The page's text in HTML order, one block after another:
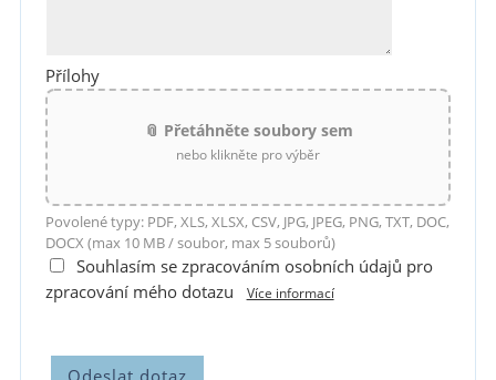
Přílohy
📎 Přetáhněte soubory sem
nebo klikněte pro výběr
Povolené typy: PDF, XLS, XLSX, CSV, JPG, JPEG, PNG, TXT, DOC,
DOCX (max 10 MB / soubor, max 5 souborů)
Souhlasím se zpracováním osobních údajů pro
zpracování mého dotazu
Více informací